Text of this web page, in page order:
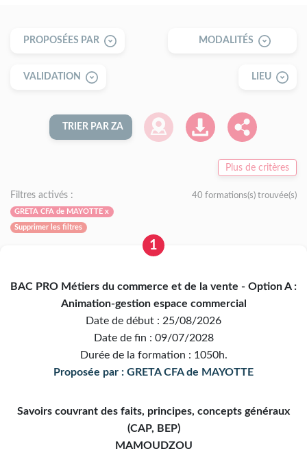
PROPOSÉES PAR MODALITÉS
VALIDATION LIEU
TRIER PAR ZA
Plus de critères
Filtres activés :
GRETA CFA de MAYOTTE x
Supprimer les filtres
40 formations(s) trouvée(s)
1
BAC PRO Métiers du commerce et de la vente - Option A :
Animation-gestion espace commercial
Date de début : 25/08/2026
Date de fin : 09/07/2028
Durée de la formation : 1050h.
Proposée par : GRETA CFA de MAYOTTE
Savoirs couvrant des faits, principes, concepts généraux
(CAP, BEP)
MAMOUDZOU